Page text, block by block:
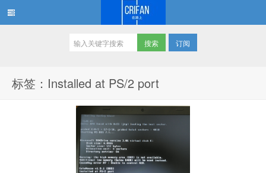
订阅
标签：Installed at PS/2 port